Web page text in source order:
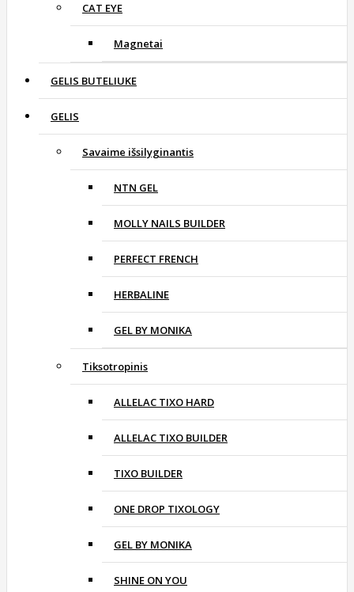
CAT EYE
Magnetai
GELIS BUTELIUKE
GELIS
Savaime išsilyginantis
NTN GEL
MOLLY NAILS BUILDER
PERFECT FRENCH
HERBALINE
GEL BY MONIKA
Tiksotropinis
ALLELAC TIXO HARD
ALLELAC TIXO BUILDER
TIXO BUILDER
ONE DROP TIXOLOGY
GEL BY MONIKA
SHINE ON YOU